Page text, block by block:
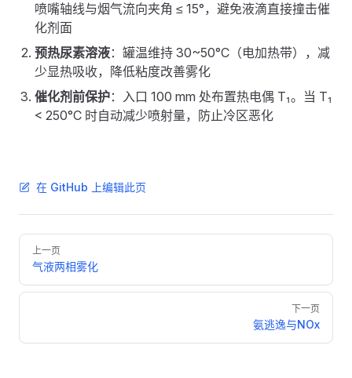
喷嘴轴线与烟气流向夹角 ≤ 15°，避免液滴直接撞击催
化剂面
预热尿素溶液：罐温维持 30~50°C（电加热带），减
少显热吸收，降低粘度改善雾化
催化剂前保护：入口 100 mm 处布置热电偶 T₁。当 T₁
< 250°C 时自动减少喷射量，防止冷区恶化
在 GitHub 上编辑此页
Pager
上一页
气液两相雾化
下一页
氨逃逸与NOx